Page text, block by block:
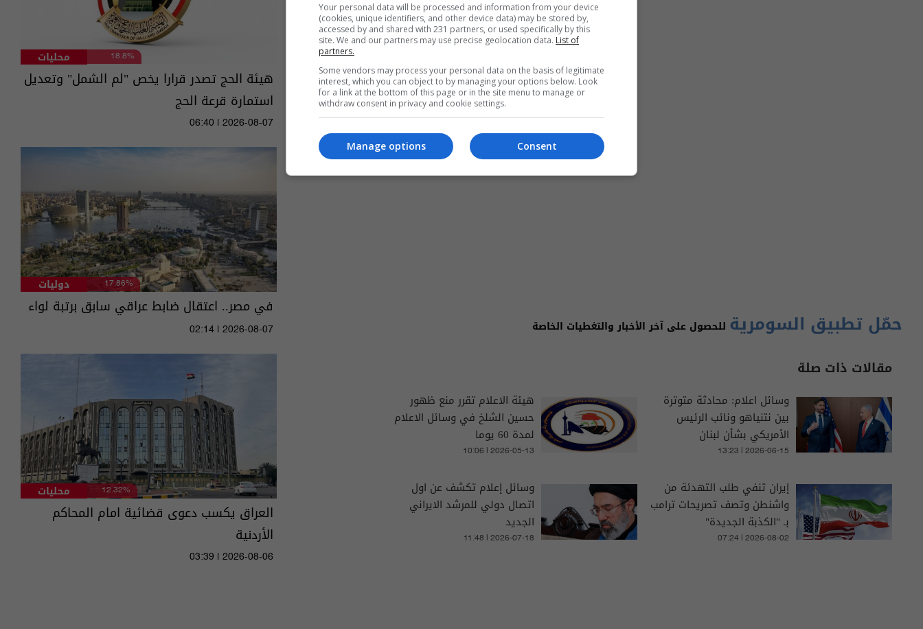
حمّل تطبيق السومرية للحصول على آخر الأخبار والتغطيات الخاصة
مقالات ذات صلة
وسائل اعلام: محادثة متوترة
بين نتنياهو ونائب الرئيس
الأمريكي بشأن لبنان
13:23 | 2026-06-15
هيئة الاعلام تقرر منع ظهور
حسين الشلخ في وسائل الاعلام
لمدة 60 يوما
10:06 | 2026-05-13
إيران تنفي طلب التهدئة من
واشنطن وتصف تصريحات ترامب
بـ "الكذبة الجديدة"
07:24 | 2026-08-02
وسائل إعلام تكشف عن اول
اتصال دولي للمرشد الايراني
الجديد
11:48 | 2026-07-18
محليات 18.8%
هيئة الحج تصدر قرارا يخص "لم الشمل" وتعديل
استمارة قرعة الحج
06:40 | 2026-08-07
دوليات 17.86%
في مصر.. اعتقال ضابط عراقي سابق برتبة لواء
02:14 | 2026-08-07
محليات 12.32%
العراق يكسب دعوى قضائية امام المحاكم
الأردنية
03:39 | 2026-08-06
Your personal data will be processed and information from your device
(cookies, unique identifiers, and other device data) may be stored by,
accessed by and shared with 231 partners, or used specifically by this
site. We and our partners may use precise geolocation data. List of
partners.
Some vendors may process your personal data on the basis of legitimate
interest, which you can object to by managing your options below. Look
for a link at the bottom of this page or in the site menu to manage or
withdraw consent in privacy and cookie settings.
Consent
Manage options